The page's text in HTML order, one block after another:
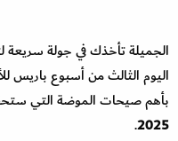
الجميلة تأخذك في جولة
اليوم الثالث من أسبوع باريس
بأهم صيحات الموضة التي
2025
.